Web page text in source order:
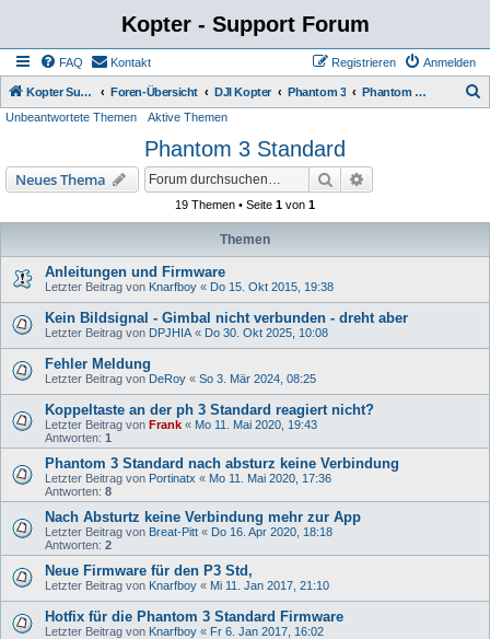
Kopter - Support Forum
FAQ Kontakt Anmelden
Registrieren
Kopter Support - von Anwendern für Anwender. Foren-Übersicht DJI Kopter Phantom 3 Phantom 3 Standard
Unbeantwortete Themen Aktive Themen
Phantom 3 Standard
Neues Thema Suche
19 Themen • Seite 1 von 1
Themen
Anleitungen und Firmware
Letzter Beitrag von Knarfboy « Do 15. Okt 2015, 19:38
Kein Bildsignal - Gimbal nicht verbunden - dreht aber
Letzter Beitrag von DPJHIA « Do 30. Okt 2025, 10:08
Fehler Meldung
Letzter Beitrag von DeRoy « So 3. Mär 2024, 08:25
Koppeltaste an der ph 3 Standard reagiert nicht?
Letzter Beitrag von Frank « Mo 11. Mai 2020, 19:43
Antworten: 1
Phantom 3 Standard nach absturz keine Verbindung
Letzter Beitrag von Portinatx « Mo 11. Mai 2020, 17:36
Antworten: 8
Nach Absturtz keine Verbindung mehr zur App
Letzter Beitrag von Breat-Pitt « Do 16. Apr 2020, 18:18
Antworten: 2
Neue Firmware für den P3 Std,
Letzter Beitrag von Knarfboy « Mi 11. Jan 2017, 21:10
Hotfix für die Phantom 3 Standard Firmware
Letzter Beitrag von Knarfboy « Fr 6. Jan 2017, 16:02